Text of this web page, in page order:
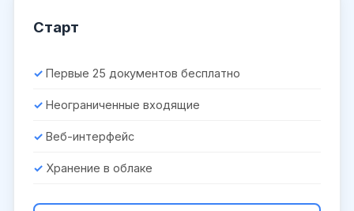
Старт
Первые 25 документов бесплатно
Неограниченные входящие
Веб-интерфейс
Хранение в облаке